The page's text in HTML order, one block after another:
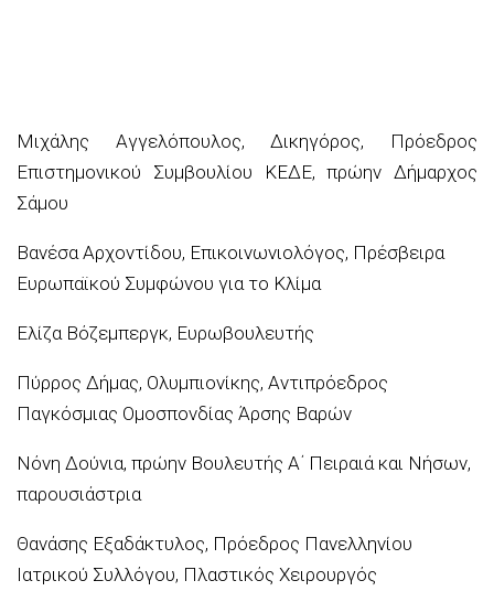
Μιχάλης Αγγελόπουλος, Δικηγόρος, Πρόεδρος
Επιστημονικού Συμβουλίου ΚΕΔΕ, πρώην Δήμαρχος
Σάμου
Βανέσα Αρχοντίδου, Επικοινωνιολόγος, Πρέσβειρα
Ευρωπαϊκού Συμφώνου για το Κλίμα
Ελίζα Βόζεμπεργκ, Ευρωβουλευτής
Πύρρος Δήμας, Ολυμπιονίκης, Αντιπρόεδρος
Παγκόσμιας Ομοσπονδίας Άρσης Βαρών
Νόνη Δούνια, πρώην Βουλευτής Α΄ Πειραιά και Νήσων,
παρουσιάστρια
Θανάσης Εξαδάκτυλος, Πρόεδρος Πανελληνίου
Ιατρικού Συλλόγου, Πλαστικός Χειρουργός